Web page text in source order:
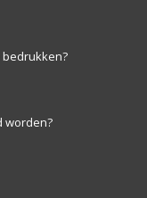
worden?